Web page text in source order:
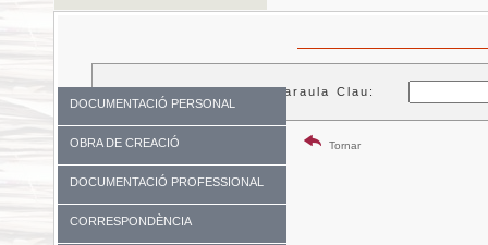
DOCUMENTACIÓ PERSONAL
OBRA DE CREACIÓ
DOCUMENTACIÓ PROFESSIONAL
CORRESPONDÈNCIA
Paraula Clau:
Tornar